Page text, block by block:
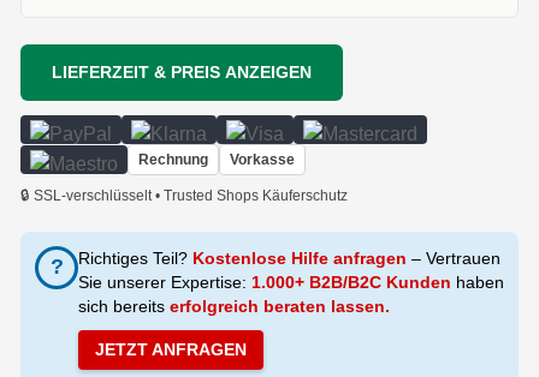
LIEFERZEIT & PREIS ANZEIGEN
Rechnung Vorkasse
🔒 SSL-verschlüsselt • Trusted Shops Käuferschutz
? Richtiges Teil? Kostenlose Hilfe anfragen – Vertrauen
Sie unserer Expertise: 1.000+ B2B/B2C Kunden haben
sich bereits erfolgreich beraten lassen.
JETZT ANFRAGEN